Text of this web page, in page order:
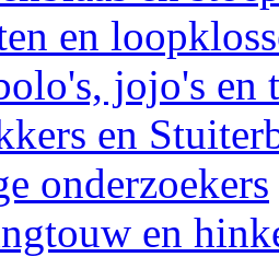
en
jojo's en
en
onderzoekers
en